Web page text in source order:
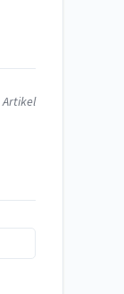
Artikel